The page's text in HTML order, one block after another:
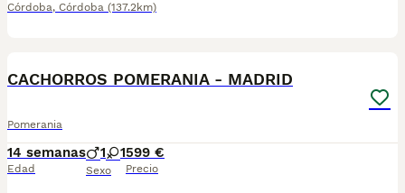
Córdoba, Córdoba (137.2km)
CACHORROS POMERANIA - MADRID
Pomerania
14 semanas
Edad
1 1
Sexo
599 €
Precio